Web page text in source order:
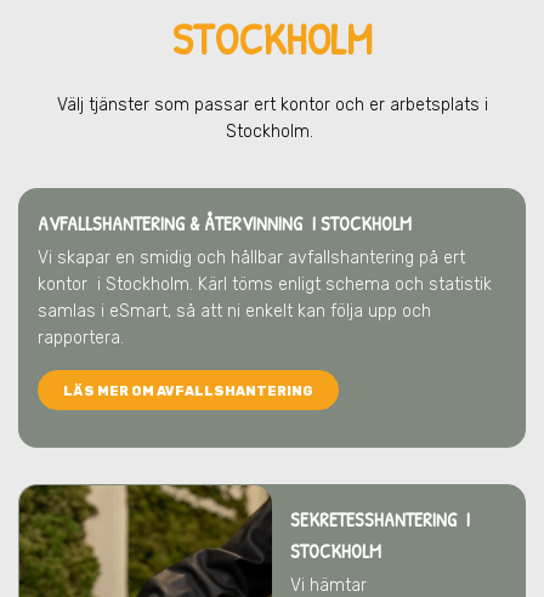
STOCKHOLM
Välj tjänster som passar ert kontor och er arbetsplats i
Stockholm.
AVFALLSHANTERING & ÅTERVINNING I STOCKHOLM
Vi skapar en smidig och hållbar avfallshantering på ert
kontor i Stockholm. Kärl töms enligt schema och statistik
samlas i eSmart, så att ni enkelt kan följa upp och
rapportera.
LÄS MER OM AVFALLSHANTERING
SEKRETESSHANTERING I
STOCKHOLM
Vi hämtar